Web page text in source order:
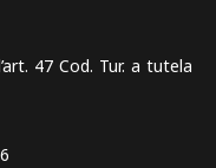
47 Cod. Tur. a tutela